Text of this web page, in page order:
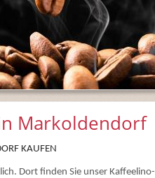
Markoldendorf
KAUFEN
Dort finden Sie unser Kaffeelino-